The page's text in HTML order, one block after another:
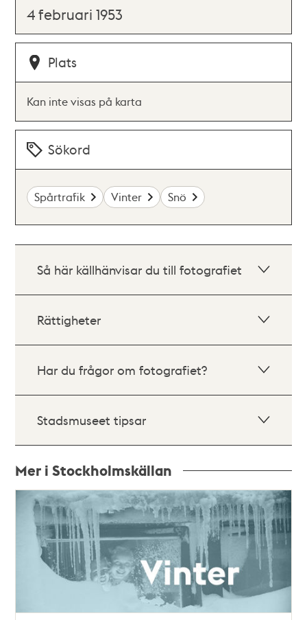
4 februari 1953
Plats
Kan inte visas på karta
Sökord
Spårtrafik Vinter Snö
Så här källhänvisar du till fotografiet
Rättigheter
Har du frågor om fotografiet?
Stadsmuseet tipsar
Mer i Stockholmskällan
Relaterade
poster
teman